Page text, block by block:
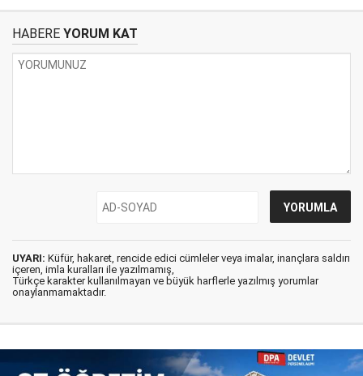
HABERE YORUM KAT
UYARI: Küfür, hakaret, rencide edici cümleler veya imalar, inançlara saldırı
içeren, imla kuralları ile yazılmamış,
Türkçe karakter kullanılmayan ve büyük harflerle yazılmış yorumlar
onaylanmamaktadır.